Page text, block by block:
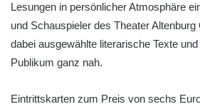
Lesungen in persönlicher Atmosphäre
und Schauspieler des Theater
dabei ausgewählte literarische Texte
Publikum ganz nah.
Eintrittskarten zum Preis von sechs